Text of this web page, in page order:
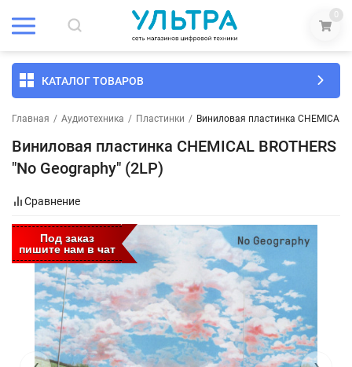
0
КАТАЛОГ ТОВАРОВ
Главная / Аудиотехника / Пластинки / Виниловая пластинка CHEMICAL
Виниловая пластинка CHEMICAL BROTHERS
"No Geography" (2LP)
Сравнение
Под заказ
пишите нам в чат